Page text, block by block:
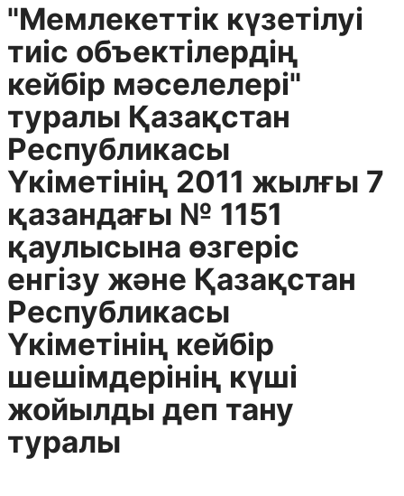
"Мемлекеттік күзетілуі
тиіс объектілердің
кейбір мәселелері"
туралы Қазақстан
Республикасы
Үкіметінің 2011 жылғы 7
қазандағы № 1151
қаулысына өзгеріс
енгізу және Қазақстан
Республикасы
Үкіметінің кейбір
шешімдерінің күші
жойылды деп тану
туралы